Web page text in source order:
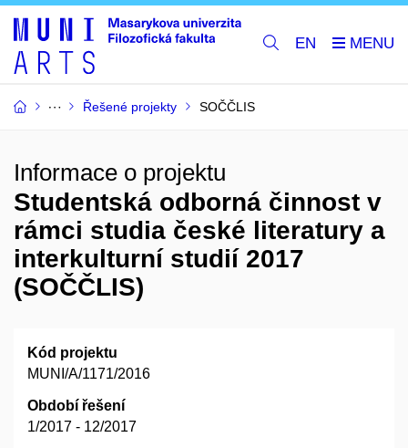
EN
Řešené projekty SOČČLIS
Informace o projektu
Studentská odborná činnost v
rámci studia české literatury a
interkulturní studií 2017
(SOČČLIS)
Kód projektu
MUNI/A/1171/2016
Období řešení
1/2017 - 12/2017